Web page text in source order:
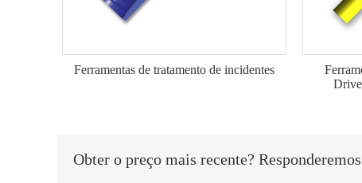
Ferramentas de tratamento de incidentes
Obter o preço mais recente?